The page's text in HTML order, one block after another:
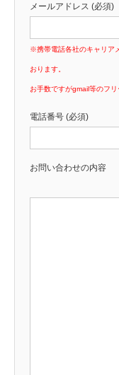
メールアドレス (必須)
※携帯電話各社のキャリア
おります。
お手数ですがgmail等のフ
電話番号 (必須)
お問い合わせの内容